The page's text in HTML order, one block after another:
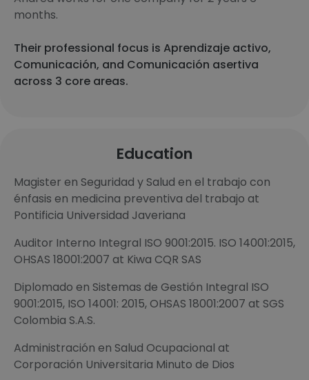
months.
Their professional focus is Aprendizaje activo,
Comunicación, and Comunicación asertiva
across 3 core areas.
Education
Magister en Seguridad y Salud en el trabajo con
énfasis en medicina preventiva del trabajo at
Pontificia Universidad Javeriana
Auditor Interno Integral ISO 9001:2015. ISO 14001:2015,
OHSAS 18001:2007 at Kiwa CQR SAS
Diplomado en Sistemas de Gestión Integral ISO
9001:2015, ISO 14001: 2015, OHSAS 18001:2007 at SGS
Colombia S.A.S.
Administración en Salud Ocupacional at
Corporación Universitaria Minuto de Dios